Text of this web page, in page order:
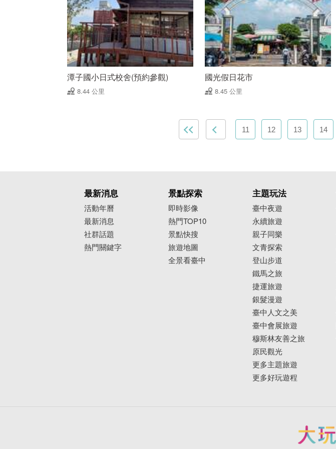
潭子國小日式校舍(預約參觀)
8.44 公里
國光假日花市
8.45 公里
11 12 13 14
最新消息
活動年曆
最新消息
社群話題
熱門關鍵字
景點探索
即時影像
熱門TOP10
景點快搜
旅遊地圖
全景看臺中
主題玩法
臺中夜遊
永續旅遊
親子同樂
文青探索
登山步道
鐵馬之旅
捷運旅遊
銀髮漫遊
臺中人文之美
臺中會展旅遊
穆斯林友善之旅
原民觀光
更多主題旅遊
更多好玩遊程